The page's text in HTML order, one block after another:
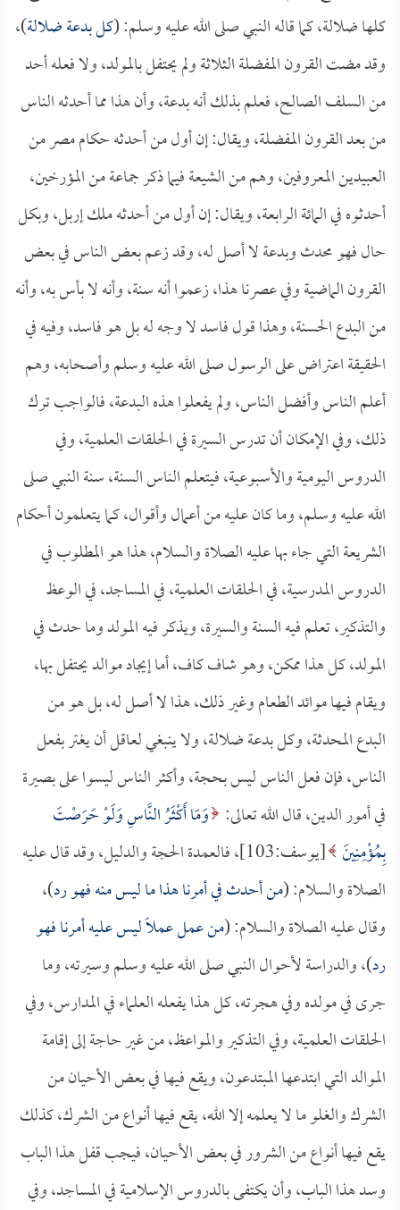
كلها ضلالة، كما قاله النبي صلى الله عليه وسلم: (كل بدعة ضلالة)،
وقد مضت القرون المفضلة الثلاثة ولم يحتفل بالمولد، ولا فعله أحد
من السلف الصالح، فعلم بذلك أنه بدعة، وأن هذا مما أحدثه الناس
من بعد القرون المفضلة، ويقال: إن أول من أحدثه حكام مصر من
العبيدين المعروفين، وهم من الشيعة فيما ذكر جماعة من المؤرخين،
أحدثوه في المائة الرابعة، ويقال: إن أول من أحدثه ملك إربل، وبكل
حال فهو محدث وبدعة لا أصل له، وقد زعم بعض الناس في بعض
القرون الماضية وفي عصرنا هذا، زعموا أنه سنة، وأنه لا بأس به، وأنه
من البدع الحسنة، وهذا قول فاسد لا وجه له بل هو فاسد، وفيه في
الحقيقة اعتراض على الرسول صلى الله عليه وسلم وأصحابه، وهم
أعلم الناس وأفضل الناس، ولم يفعلوا هذه البدعة، فالواجب ترك
ذلك، وفي الإمكان أن تدرس السيرة في الحلقات العلمية، وفي
الدروس اليومية والأسبوعية، فيتعلم الناس السنة، سنة النبي صلى
الله عليه وسلم، وما كان عليه من أعمال وأقوال، كما يتعلمون أحكام
الشريعة التي جاء بها عليه الصلاة والسلام، هذا هو المطلوب في
الدروس المدرسية، في الحلقات العلمية، في المساجد، في الوعظ
والتذكير، تعلم فيه السنة والسيرة، ويذكر فيه المولد وما حدث في
المولد، كل هذا ممكن، وهو شاف كاف، أما إيجاد موالد يحتفل بها،
ويقام فيها موائد الطعام وغير ذلك، هذا لا أصل له، بل هو من
البدع المحدثة، وكل بدعة ضلالة، ولا ينبغي لعاقل أن يغتر بفعل
الناس، فإن فعل الناس ليس بحجة، وأكثر الناس ليسوا على بصيرة
في أمور الدين، قال الله تعالى: وَمَا أَكْثَرُ النَّاسِ وَلَوْ حَرَصْتَ
بِمُؤْمِنِينَ
[يوسف:103]، فالعمدة الحجة والدليل، وقد قال عليه
الصلاة والسلام: (من أحدث في أمرنا هذا ما ليس منه فهو رد)،
وقال عليه الصلاة والسلام: (من عمل عملاً ليس عليه أمرنا فهو
رد)، والدراسة لأحوال النبي صلى الله عليه وسلم وسيرته، وما
جرى في مولده وفي هجرته، كل هذا يفعله العلماء في المدارس، وفي
الحلقات العلمية، وفي التذكير والمواعظ، من غير حاجة إلى إقامة
الموالد التي ابتدعها المبتدعون، ويقع فيها في بعض الأحيان من
الشرك والغلو ما لا يعلمه إلا الله، يقع فيها أنواع من الشرك، كذلك
يقع فيها أنواع من الشرور في بعض الأحيان، فيجب قفل هذا الباب
وسد هذا الباب، وأن يكتفى بالدروس الإسلامية في المساجد، وفي